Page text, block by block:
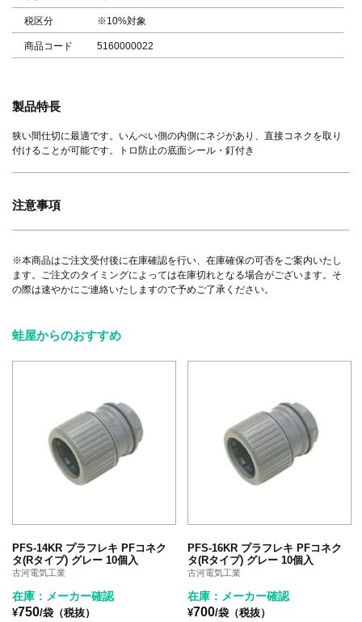
税区分 ※10%対象
商品コード 5160000022
製品特長
狭い間仕切に最適です。いんぺい側の内側にネジがあり、直接コネクを取り
付けることが可能です。トロ防止の底面シール・釘付き
注意事項
※本商品はご注文受付後に在庫確認を行い、在庫確保の可否をご案内いたし
ます。ご注文のタイミングによっては在庫切れとなる場合がございます。そ
の際は速やかにご連絡いたしますので予めご了承ください。
蛙屋からのおすすめ
PFS-14KR プラフレキ PFコネク
タ(Rタイプ) グレー 10個入
古河電気工業
在庫：メーカー確認
¥750/袋（税抜）
PFS-16KR プラフレキ PFコネク
タ(Rタイプ) グレー 10個入
古河電気工業
在庫：メーカー確認
¥700/袋（税抜）